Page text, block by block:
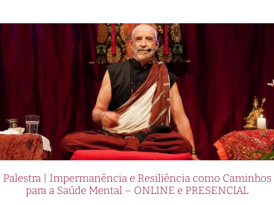
Palestra | Impermanência e Resiliência como Caminhos
para a Saúde Mental – ONLINE e PRESENCIAL